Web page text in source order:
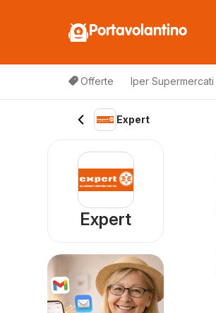
Portavolantino
Offerte Iper Supermercati
Expert
Expert